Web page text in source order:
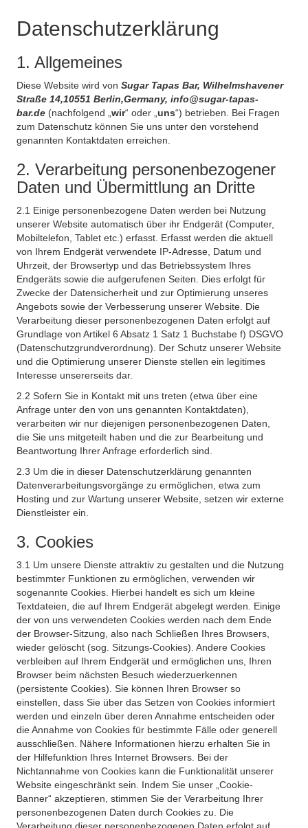
Datenschutzerklärung
1. Allgemeines
Diese Website wird von Sugar Tapas Bar, Wilhelmshavener
Straße 14,10551 Berlin,Germany, info@sugar-tapas-
bar.de (nachfolgend „ wir“ oder „ uns“) betrieben. Bei Fragen
zum Datenschutz können Sie uns unter den vorstehend
genannten Kontaktdaten erreichen.
2. Verarbeitung personenbezogener
Daten und Übermittlung an Dritte
2.1 Einige personenbezogene Daten werden bei Nutzung
unserer Website automatisch über ihr Endgerät (Computer,
Mobiltelefon, Tablet etc.) erfasst. Erfasst werden die aktuell
von Ihrem Endgerät verwendete IP-Adresse, Datum und
Uhrzeit, der Browsertyp und das Betriebssystem Ihres
Endgeräts sowie die aufgerufenen Seiten. Dies erfolgt für
Zwecke der Datensicherheit und zur Optimierung unseres
Angebots sowie der Verbesserung unserer Website. Die
Verarbeitung dieser personenbezogenen Daten erfolgt auf
Grundlage von Artikel 6 Absatz 1 Satz 1 Buchstabe f) DSGVO
(Datenschutzgrundverordnung). Der Schutz unserer Website
und die Optimierung unserer Dienste stellen ein legitimes
Interesse unsererseits dar.
2.2 Sofern Sie in Kontakt mit uns treten (etwa über eine
Anfrage unter den von uns genannten Kontaktdaten),
verarbeiten wir nur diejenigen personenbezogenen Daten,
die Sie uns mitgeteilt haben und die zur Bearbeitung und
Beantwortung Ihrer Anfrage erforderlich sind.
2.3 Um die in dieser Datenschutzerklärung genannten
Datenverarbeitungsvorgänge zu ermöglichen, etwa zum
Hosting und zur Wartung unserer Website, setzen wir externe
Dienstleister ein.
3. Cookies
3.1 Um unsere Dienste attraktiv zu gestalten und die Nutzung
bestimmter Funktionen zu ermöglichen, verwenden wir
sogenannte Cookies. Hierbei handelt es sich um kleine
Textdateien, die auf Ihrem Endgerät abgelegt werden. Einige
der von uns verwendeten Cookies werden nach dem Ende
der Browser-Sitzung, also nach Schließen Ihres Browsers,
wieder gelöscht (sog. Sitzungs-Cookies). Andere Cookies
verbleiben auf Ihrem Endgerät und ermöglichen uns, Ihren
Browser beim nächsten Besuch wiederzuerkennen
(persistente Cookies). Sie können Ihren Browser so
einstellen, dass Sie über das Setzen von Cookies informiert
werden und einzeln über deren Annahme entscheiden oder
die Annahme von Cookies für bestimmte Fälle oder generell
ausschließen. Nähere Informationen hierzu erhalten Sie in
der Hilfefunktion Ihres Internet Browsers. Bei der
Nichtannahme von Cookies kann die Funktionalität unserer
Website eingeschränkt sein. Indem Sie unser „Cookie-
Banner“ akzeptieren, stimmen Sie der Verarbeitung Ihrer
personenbezogenen Daten durch Cookies zu. Die